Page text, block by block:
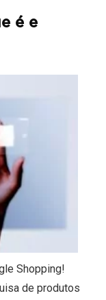
é e
Shopping!
de produtos